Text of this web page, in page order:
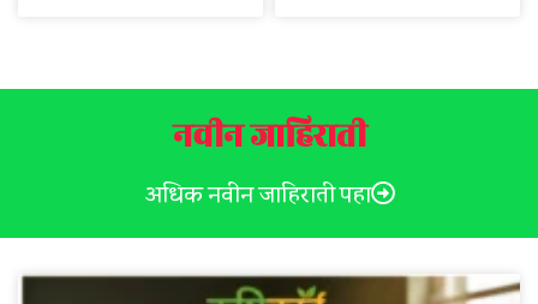
नवीन जाहिराती
अधिक नवीन जाहिराती पहा